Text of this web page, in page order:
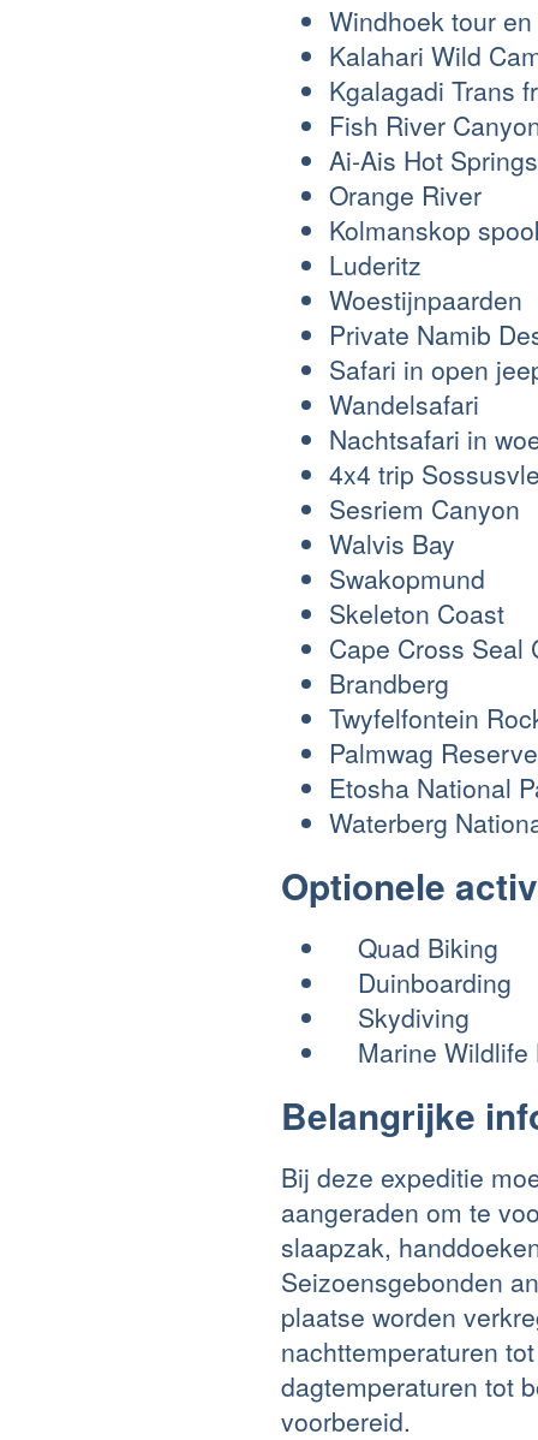
Windhoek tour
Kalahari Wild
Kgalagadi Trans
Fish River
Ai-Ais Hot Springs
Orange River
Kolmanskop
Luderitz
Woestijnpaarden
Private Namib
Safari in open
Wandelsafari
Nachtsafari in
4x4 trip
Sesriem Canyon
Walvis Bay
Swakopmund
Skeleton Coast
Cape Cross Seal
Brandberg
Twyfelfontein
Palmwag Reserve
Etosha National
Waterberg
Optionele
Quad Biking
Duinboarding
Skydiving
Marine Wildlife
Belangrijke
Bij deze expeditie
aangeraden om te
slaapzak,
Seizoensgebonden
plaatse worden
nachttemperaturen
dagtemperaturen tot
voorbereid.